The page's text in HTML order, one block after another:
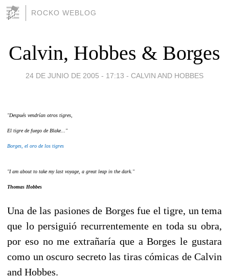
ROCKO WEBLOG
Calvin, Hobbes & Borges
24 DE JUNIO DE 2005 - 17:13 - CALVIN AND HOBBES
"Después vendrían otros tigres,
El tigre de fuego de Blake..."
Borges, el oro de los tigres
"I am about to take my last voyage, a great leap in the dark."
Thomas Hobbes
Una de las pasiones de Borges fue el tigre, un tema
que lo persiguió recurrentemente en toda su obra,
por eso no me extrañaría que a Borges le gustara
como un oscuro secreto las tiras cómicas de Calvin
and Hobbes.